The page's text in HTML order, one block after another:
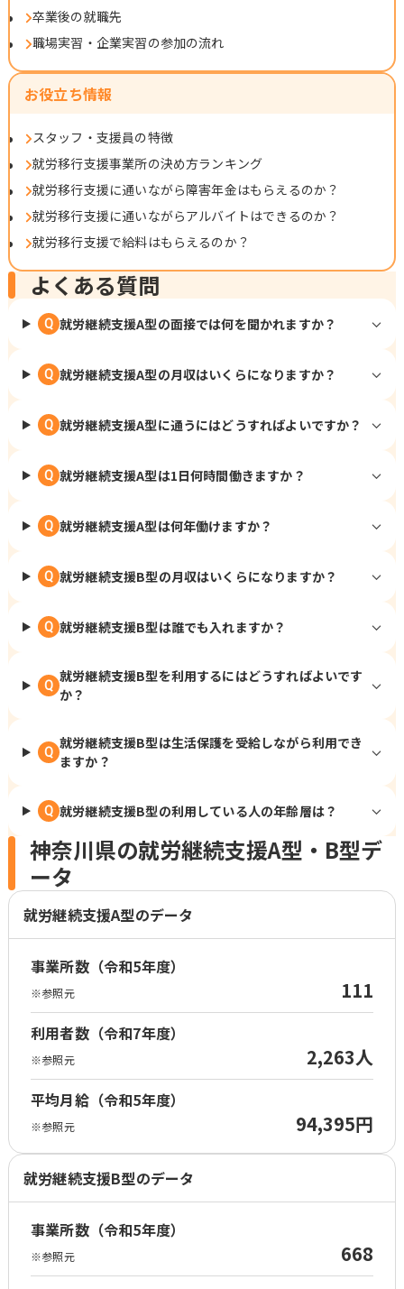
卒業後の就職先
職場実習・企業実習の参加の流れ
お役立ち情報
スタッフ・支援員の特徴
就労移行支援事業所の決め方ランキング
就労移行支援に通いながら障害年金はもらえるのか？
就労移行支援に通いながらアルバイトはできるのか？
就労移行支援で給料はもらえるのか？
よくある質問
Q 就労継続支援A型の面接では何を聞かれますか？
Q 就労継続支援A型の月収はいくらになりますか？
Q 就労継続支援A型に通うにはどうすればよいですか？
Q 就労継続支援A型は1日何時間働きますか？
Q 就労継続支援A型は何年働けますか？
Q 就労継続支援B型の月収はいくらになりますか？
Q 就労継続支援B型は誰でも入れますか？
Q
就労継続支援B型を利用するにはどうすればよいです
か？
Q
就労継続支援B型は生活保護を受給しながら利用でき
ますか？
Q 就労継続支援B型の利用している人の年齢層は？
神奈川県の就労継続支援A型・B型デ
ータ
就労継続支援A型のデータ
事業所数（令和5年度）
※参照元 111
利用者数（令和7年度）
※参照元 2,263人
平均月給（令和5年度）
※参照元 94,395円
就労継続支援B型のデータ
事業所数（令和5年度）
※参照元 668